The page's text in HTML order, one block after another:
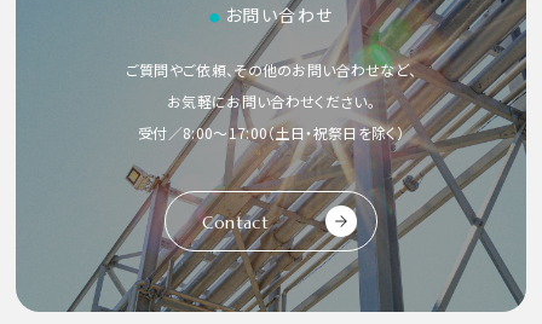
● お問い合わせ
ご質問やご依頼、その他のお問い合わせなど、
お気軽にお問い合わせください。
受付／8:00〜17:00（土日・祝祭日を除く）
Contact